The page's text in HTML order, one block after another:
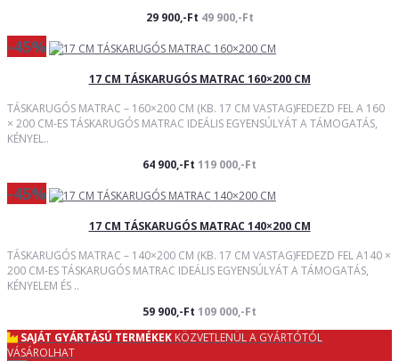
29 900,-Ft 49 900,-Ft
-45%
17 CM TÁSKARUGÓS MATRAC 160×200 CM
TÁSKARUGÓS MATRAC – 160×200 CM (KB. 17 CM VASTAG)FEDEZD FEL A 160
× 200 CM-ES TÁSKARUGÓS MATRAC IDEÁLIS EGYENSÚLYÁT A TÁMOGATÁS,
KÉNYEL..
64 900,-Ft 119 000,-Ft
-45%
17 CM TÁSKARUGÓS MATRAC 140×200 CM
TÁSKARUGÓS MATRAC – 140×200 CM (KB. 17 CM VASTAG)FEDEZD FEL A140 ×
200 CM-ES TÁSKARUGÓS MATRAC IDEÁLIS EGYENSÚLYÁT A TÁMOGATÁS,
KÉNYELEM ÉS ..
59 900,-Ft 109 000,-Ft
SAJÁT GYÁRTÁSÚ TERMÉKEK KÖZVETLENÜL A GYÁRTÓTÓL
VÁSÁROLHAT